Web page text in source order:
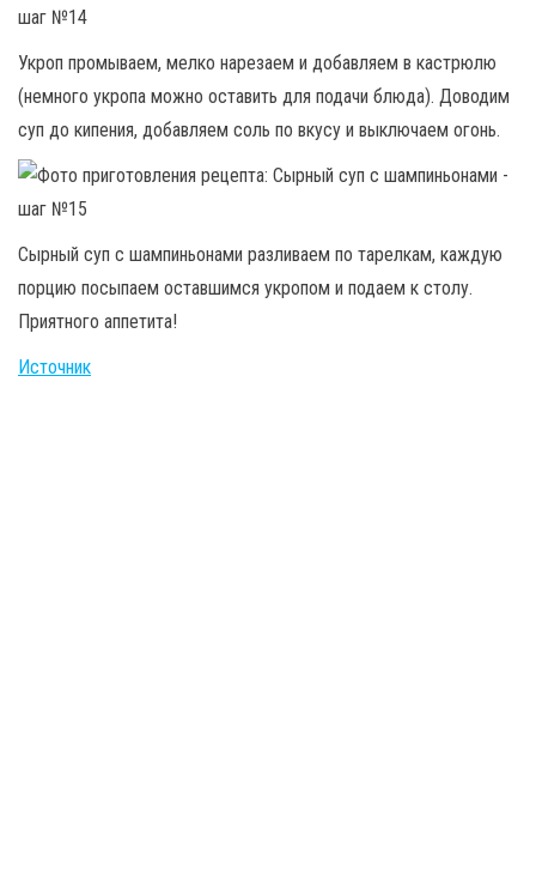
Укроп промываем, мелко нарезаем и добавляем в кастрюлю
(немного укропа можно оставить для подачи блюда). Доводим
суп до кипения, добавляем соль по вкусу и выключаем огонь.
Сырный суп с шампиньонами разливаем по тарелкам, каждую
порцию посыпаем оставшимся укропом и подаем к столу.
Приятного аппетита!
Источник